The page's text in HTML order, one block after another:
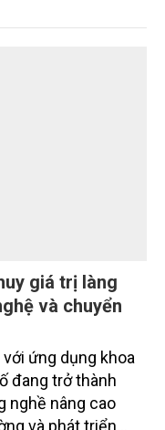
và Môi trường
giá trị làng
và chuyển
ứng dụng khoa
đang trở thành